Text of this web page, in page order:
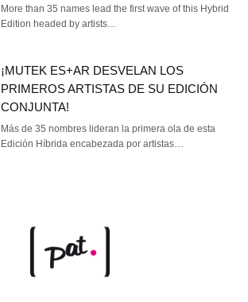
More than 35 names lead the first wave of this Hybrid
Edition headed by artists…
¡MUTEK ES+AR DESVELAN LOS
PRIMEROS ARTISTAS DE SU EDICIÓN
CONJUNTA!
Más de 35 nombres lideran la primera ola de esta
Edición Híbrida encabezada por artistas…